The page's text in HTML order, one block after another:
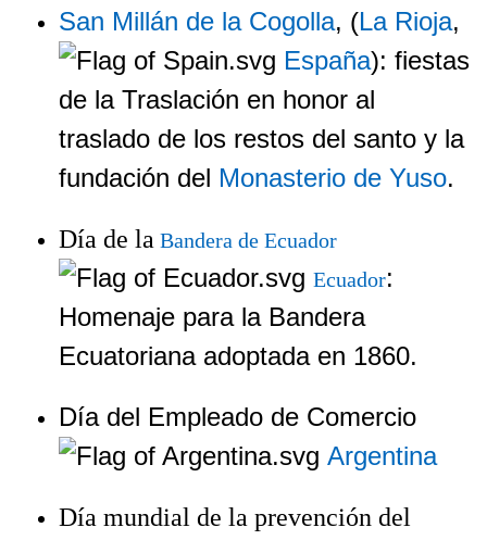
San Millán de la Cogolla, (La Rioja,
España): fiestas
de la Traslación en honor al
traslado de los restos del santo y la
fundación del Monasterio de Yuso.
Día de la Bandera de Ecuador
Ecuador:
Homenaje para la Bandera
Ecuatoriana adoptada en 1860.
Día del Empleado de Comercio
Argentina
Día mundial de la prevención del